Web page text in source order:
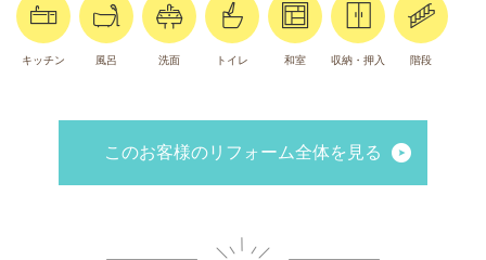
キッチン 風呂 洗面 トイレ 和室 収納・押入 階段
このお客様のリフォーム全体を見る